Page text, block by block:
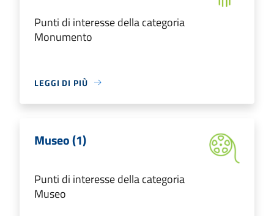
Punti di interesse della categoria
Monumento
LEGGI DI PIÙ
Museo (1)
Punti di interesse della categoria
Museo